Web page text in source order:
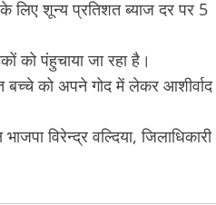
शून्य प्रतिशत ब्याज दर पर 5
को पंहुचाया जा रहा है।
बच्चे को अपने गोद में लेकर आशीर्वाद
विरेन्द्र वल्दिया, जिलाधिकारी